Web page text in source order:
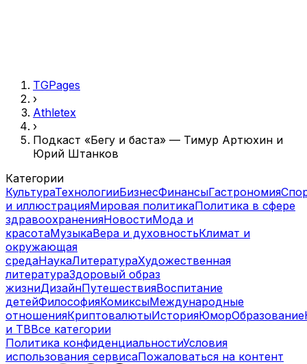
TGPages
›
Athletex
›
Подкаст «Бегу и баста» — Тимур Артюхин и
Юрий Штанков
Категории
КультураТехнологииБизнесФинансыГастрономия
и иллюстрацияМировая политикаПолитика в сфере
здравоохраненияНовостиМода и
красотаМузыкаВера и духовностьКлимат и
окружающая
средаНаукаЛитератураХудожественная
литератураЗдоровый образ
жизниДизайнПутешествияВоспитание
детейФилософияКомиксыМеждународные
отношенияКриптовалютыИсторияЮморОбразование
и ТВВсе категории
Политика конфиденциальностиУсловия
использования сервисаПожаловаться на контент